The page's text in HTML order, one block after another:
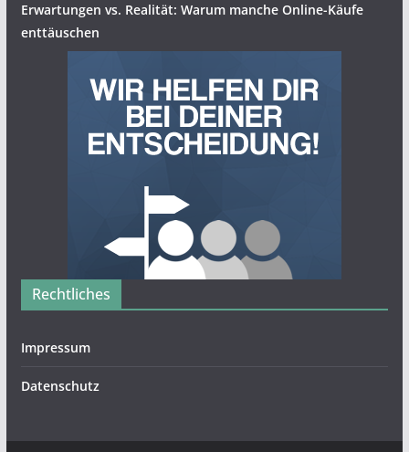
Erwartungen vs. Realität: Warum manche Online-Käufe
enttäuschen
Rechtliches
Impressum
Datenschutz